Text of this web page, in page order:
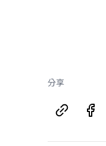
分享